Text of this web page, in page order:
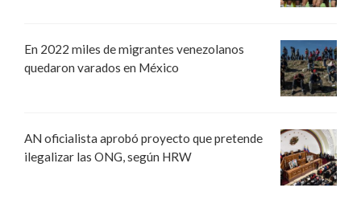
En 2022 miles de migrantes venezolanos
quedaron varados en México
AN oficialista aprobó proyecto que pretende
ilegalizar las ONG, según HRW